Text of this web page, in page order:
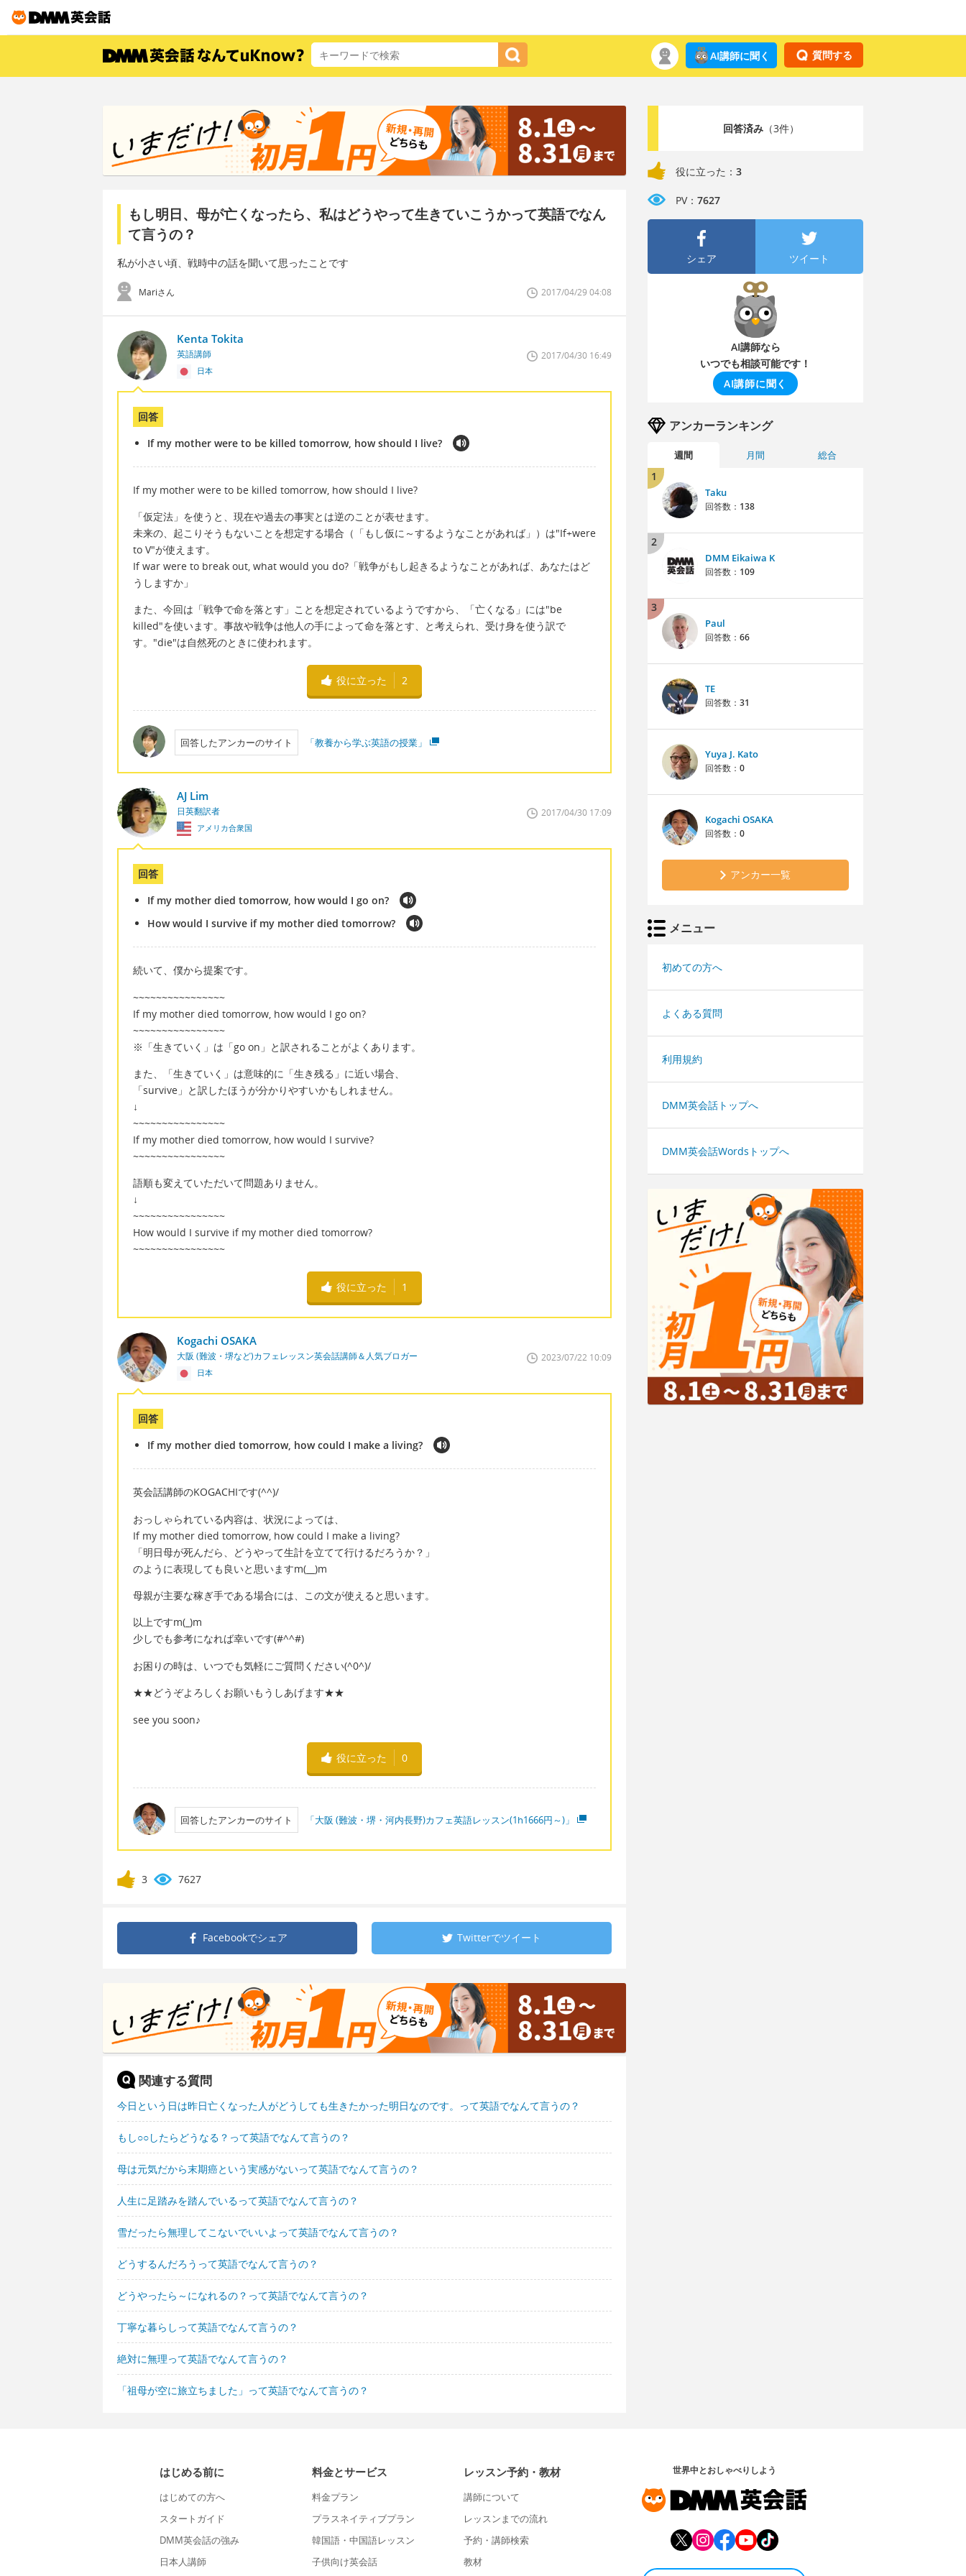
質問する
AI講師に聞く
もし明日、母が亡くなったら、私はどうやって生きていこうかって英語でなん
て言うの？
私が小さい頃、戦時中の話を聞いて思ったことです
Mariさん 2017/04/29 04:08
Kenta Tokita
英語講師
日本
2017/04/30 16:49
回答
If my mother were to be killed tomorrow, how should I live?
If my mother were to be killed tomorrow, how should I live?
「仮定法」を使うと、現在や過去の事実とは逆のことが表せます。
未来の、起こりそうもないことを想定する場合（「もし仮に～するようなことがあれば」）は"If+were
to V"が使えます。
If war were to break out, what would you do?「戦争がもし起きるようなことがあれば、あなたはど
うしますか」
また、今回は「戦争で命を落とす」ことを想定されているようですから、「亡くなる」には"be
killed"を使います。事故や戦争は他人の手によって命を落とす、と考えられ、受け身を使う訳で
す。"die"は自然死のときに使われます。
役に立った 2
回答したアンカーのサイト 「教養から学ぶ英語の授業」
AJ Lim
日英翻訳者
アメリカ合衆国
2017/04/30 17:09
回答
If my mother died tomorrow, how would I go on?
How would I survive if my mother died tomorrow?
続いて、僕から提案です。
~~~~~~~~~~~~~~~~
If my mother died tomorrow, how would I go on?
~~~~~~~~~~~~~~~~
※「生きていく」は「go on」と訳されることがよくあります。
また、「生きていく」は意味的に「生き残る」に近い場合、
「survive」と訳したほうが分かりやすいかもしれません。
↓
~~~~~~~~~~~~~~~~
If my mother died tomorrow, how would I survive?
~~~~~~~~~~~~~~~~
語順も変えていただいて問題ありません。
↓
~~~~~~~~~~~~~~~~
How would I survive if my mother died tomorrow?
~~~~~~~~~~~~~~~~
役に立った 1
Kogachi OSAKA
大阪 (難波・堺など)カフェレッスン英会話講師＆人気ブロガー
日本
2023/07/22 10:09
回答
If my mother died tomorrow, how could I make a living?
英会話講師のKOGACHIです(^^)/
おっしゃられている内容は、状況によっては、
If my mother died tomorrow, how could I make a living?
「明日母が死んだら、どうやって生計を立てて行けるだろうか？」
のように表現しても良いと思いますm(__)m
母親が主要な稼ぎ手である場合には、この文が使えると思います。
以上ですm(_)m
少しでも参考になれば幸いです(#^^#)
お困りの時は、いつでも気軽にご質問ください(^0^)/
★★どうぞよろしくお願いもうしあげます★★
see you soon♪
役に立った 0
回答したアンカーのサイト 「大阪 (難波・堺・河内長野)カフェ英語レッスン(1h1666円～)」
3 7627
Facebookでシェア Twitterでツイート
関連する質問
今日という日は昨日亡くなった人がどうしても生きたかった明日なのです。って英語でなんて言うの？
もし○○したらどうなる？って英語でなんて言うの？
母は元気だから末期癌という実感がないって英語でなんて言うの？
人生に足踏みを踏んでいるって英語でなんて言うの？
雪だったら無理してこないでいいよって英語でなんて言うの？
どうするんだろうって英語でなんて言うの？
どうやったら～になれるの？って英語でなんて言うの？
丁寧な暮らしって英語でなんて言うの？
絶対に無理って英語でなんて言うの？
「祖母が空に旅立ちました」って英語でなんて言うの？
回答済み（3件）
役に立った： 3
PV： 7627
シェア ツイート
AI講師なら
いつでも相談可能です！
AI講師に聞く
アンカーランキング
週間 月間 総合
1
Taku
回答数： 138
2
DMM Eikaiwa K
回答数： 109
3
Paul
回答数： 66
TE
回答数： 31
Yuya J. Kato
回答数： 0
Kogachi OSAKA
回答数： 0
アンカー一覧
メニュー
初めての方へ
よくある質問
利用規約
DMM英会話トップへ
DMM英会話Wordsトップへ
はじめる前に
はじめての方へ
スタートガイド
DMM英会話の強み
日本人講師
料金とサービス
料金プラン
プラスネイティブプラン
韓国語・中国語レッスン
子供向け英会話
レッスン予約・教材
講師について
レッスンまでの流れ
予約・講師検索
教材
世界中とおしゃべりしよう